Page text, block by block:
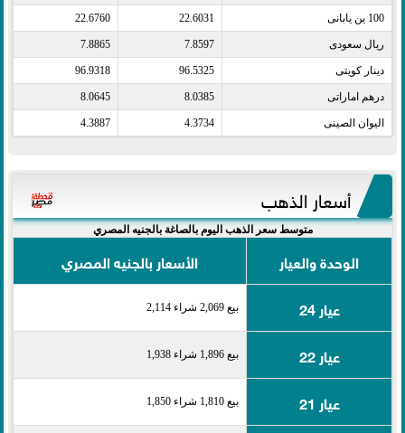
100 ين يابانى​ 22.6031
22.6760
ريال سعودى​ 7.8597
7.8865
دينار كويتى​ 96.5325
96.9318
درهم اماراتى​ 8.0385
8.0645
اليوان الصينى​ 4.3734
4.3887
أسعار الذهب
متوسط سعر الذهب اليوم بالصاغة بالجنيه المصري
الوحدة والعيار
الأسعار بالجنيه المصري
عيار 24
بيع 2,069 شراء 2,114
عيار 22 بيع 1,896 شراء 1,938
عيار 21 بيع 1,810 شراء 1,850